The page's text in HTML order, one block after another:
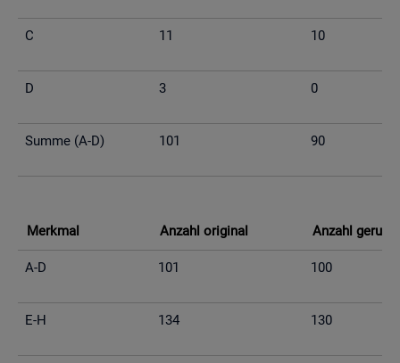
C 11 10
D 3 0
Summe (A-D) 101 90
Merk­mal An­zahl ori­gi­nal An­zahl
A-D 101 100
E-H 134 130